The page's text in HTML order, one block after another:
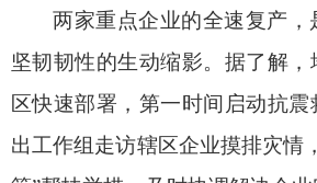
两家重点企业的全速复产
坚韧韧性的生动缩影。据了解
区快速部署，第一时间启动抗
出工作组走访辖区企业摸排灾情